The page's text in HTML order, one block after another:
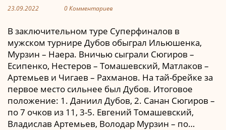
23.09.2022 0 Комментариев
В заключительном туре Суперфиналов в
мужском турнире Дубов обыграл Ильюшенка,
Мурзин – Наера. Вничью сыграли Сюгиров –
Есипенко, Нестеров – Томашевский, Матлаков –
Артемьев и Чигаев – Рахманов. На тай-брейке за
первое место сильнее был Дубов. Итоговое
положение: 1. Даниил Дубов, 2. Санан Сюгиров –
по 7 очков из 11, 3-5. Евгений Томашевский,
Владислав Артемьев, Володар Мурзин – по…